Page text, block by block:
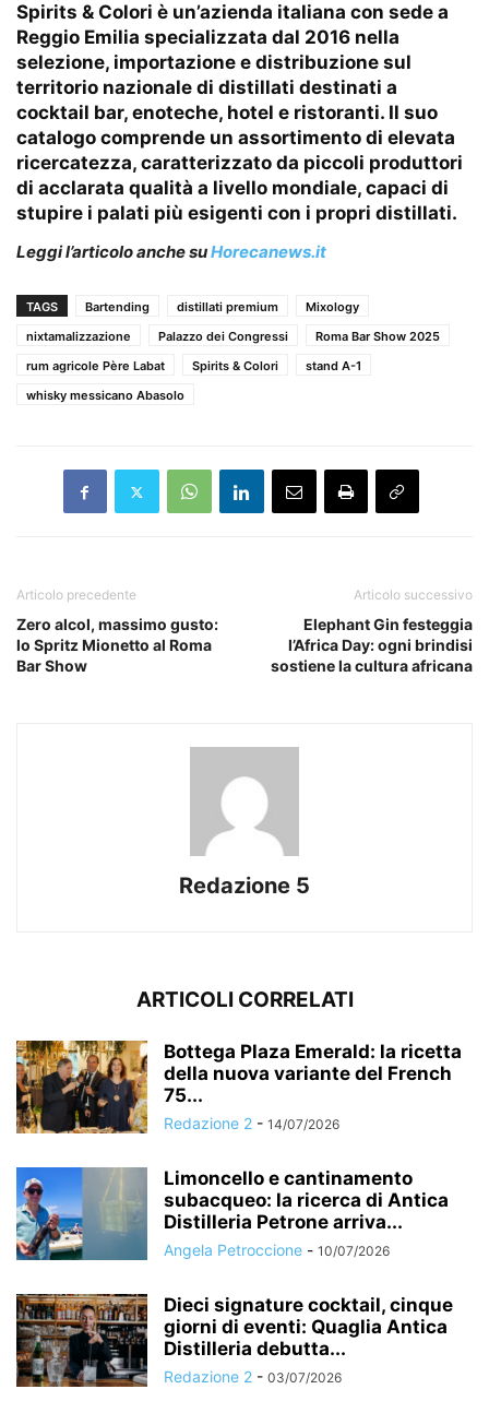
Spirits & Colori è un’azienda italiana con sede a
Reggio Emilia specializzata dal 2016 nella
selezione, importazione e distribuzione sul
territorio nazionale di distillati destinati a
cocktail bar, enoteche, hotel e ristoranti. Il suo
catalogo comprende un assortimento di elevata
ricercatezza, caratterizzato da piccoli produttori
di acclarata qualità a livello mondiale, capaci di
stupire i palati più esigenti con i propri distillati.
Leggi l’articolo anche suHorecanews.it
TAGS Bartending distillati premium
Mixology
nixtamalizzazione
Palazzo dei Congressi
Roma Bar Show 2025
rum agricole Père Labat
Spirits & Colori
stand A-1
whisky messicano Abasolo
Articolo precedente
Zero alcol, massimo gusto:
lo Spritz Mionetto al Roma
Bar Show
Articolo successivo
Elephant Gin festeggia
l’Africa Day: ogni brindisi
sostiene la cultura africana
Redazione 5
ARTICOLI CORRELATI
Bottega Plaza Emerald: la ricetta
della nuova variante del French
75...
Redazione 2 - 14/07/2026
Limoncello e cantinamento
subacqueo: la ricerca di Antica
Distilleria Petrone arriva...
Angela Petroccione - 10/07/2026
Dieci signature cocktail, cinque
giorni di eventi: Quaglia Antica
Distilleria debutta...
Redazione 2 - 03/07/2026